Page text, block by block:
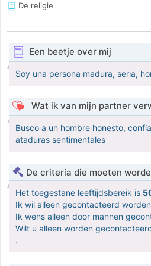
De religie
Een beetje over mij
Soy una persona madura, seria,
Wat ik van mijn partner
Busco a un hombre honesto,
ataduras sentimentales
De criteria die moeten
Het toegestane leeftijdsbereik is
Ik wil alleen gecontacteerd
Ik wens alleen door mannen
Wilt u alleen worden
.